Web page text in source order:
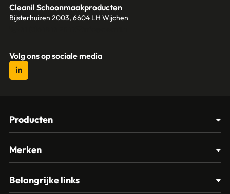
Cleanil Schoonmaakproducten
Bijsterhuizen 2003, 6604 LH Wijchen
Volg ons op sociale media
Producten
Glasbewassing
Materialen
Merken
Belangrijke links